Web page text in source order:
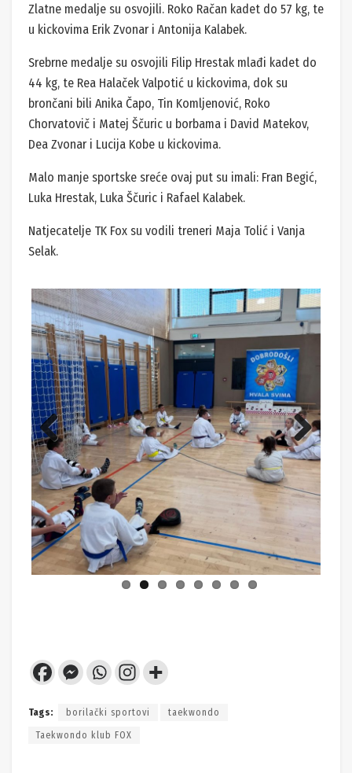
Zlatne medalje su osvojili. Roko Račan kadet do 57 kg, te
u kickovima Erik Zvonar i Antonija Kalabek.
Srebrne medalje su osvojili Filip Hrestak mlađi kadet do
44 kg, te Rea Halaček Valpotić u kickovima, dok su
brončani bili Anika Čapo, Tin Komljenović, Roko
Chorvatovič i Matej Ščuric u borbama i David Matekov,
Dea Zvonar i Lucija Kobe u kickovima.
Malo manje sportske sreće ovaj put su imali: Fran Begić,
Luka Hrestak, Luka Ščuric i Rafael Kalabek.
Natjecatelje TK Fox su vodili treneri Maja Tolić i Vanja
Selak.
Previ
ous
Next
Tags: borilački sportovi taekwondo
Taekwondo klub FOX